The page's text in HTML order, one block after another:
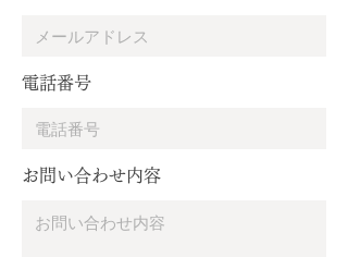
電話番号
お問い合わせ内容